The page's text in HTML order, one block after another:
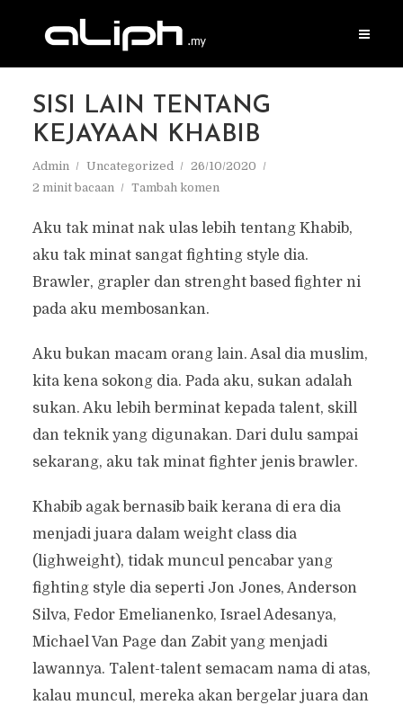
SISI LAIN TENTANG
KEJAYAAN KHABIB
Admin Uncategorized
26/10/2020
2 minit bacaan
Tambah komen
Aku tak minat nak ulas lebih tentang Khabib,
aku tak minat sangat fighting style dia.
Brawler, grapler dan strenght based fighter ni
pada aku membosankan.
Aku bukan macam orang lain. Asal dia muslim,
kita kena sokong dia. Pada aku, sukan adalah
sukan. Aku lebih berminat kepada talent, skill
dan teknik yang digunakan. Dari dulu sampai
sekarang, aku tak minat fighter jenis brawler.
Khabib agak bernasib baik kerana di era dia
menjadi juara dalam weight class dia
(lighweight), tidak muncul pencabar yang
fighting style dia seperti Jon Jones, Anderson
Silva, Fedor Emelianenko, Israel Adesanya,
Michael Van Page dan Zabit yang menjadi
lawannya. Talent-talent semacam nama di atas,
kalau muncul, mereka akan bergelar juara dan